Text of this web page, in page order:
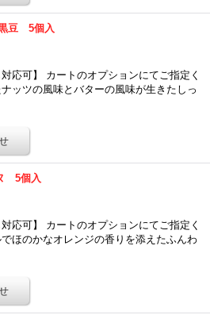
豆 5個入
応可】 カートのオプションにてご指定く
ッツの風味とバターの風味が生きたしっ
5個入
応可】 カートのオプションにてご指定く
ほのかなオレンジの香りを添えたふんわ